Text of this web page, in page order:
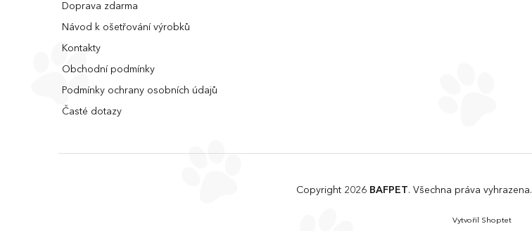
Doprava zdarma
Návod k ošetřování výrobků
Kontakty
Obchodní podmínky
Podmínky ochrany osobních údajů
Časté dotazy
Vytvořil Shoptet
Copyright 2026 BAFPET. Všechna práva vyhrazena.